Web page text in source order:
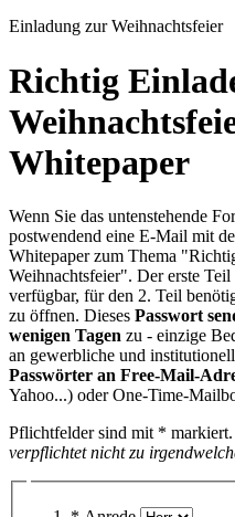
Einladung zur Weihnachtsfeier
Richtig
Whitepaper
Wenn Sie das untenstehende
postwendend eine E-Mail mit
Whitepaper zum Thema
Weihnachtsfeier". Der erste
verfügbar, für den 2. Teil
zu öffnen. Dieses Passwort
wenigen Tagen zu - einzige
an gewerbliche und
Passwörter an Free-Mail-
Yahoo...) oder One-Time-
Pflichtfelder sind mit * markiert.
verpflichtet nicht zu